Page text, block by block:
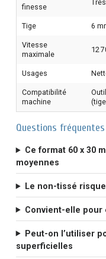
finesse
Tige 6
Vitesse
maximale
12
Usages
Compatibilité
machine
Questions fréquentes
Ce format 60 x 30
moyennes
Le non-tissé
Convient-elle pour
Peut-on l’utiliser
superficielles